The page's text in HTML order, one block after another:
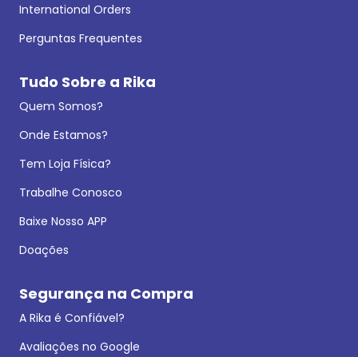
International Orders
Perguntas Frequentes
Tudo Sobre a Rika
Quem Somos?
Onde Estamos?
Tem Loja Física?
Trabalhe Conosco
Baixe Nosso APP
Doações
Segurança na Compra
A Rika é Confiável?
Avaliações no Google